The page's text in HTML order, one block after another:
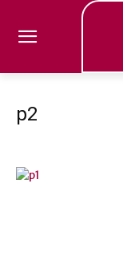
p2